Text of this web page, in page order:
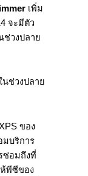
เพิ่ม
จะมีตัว
ช่วงปลาย
ช่วงปลาย
ของ
มบริการ
ซ่อมถึงที่
พีซีของ